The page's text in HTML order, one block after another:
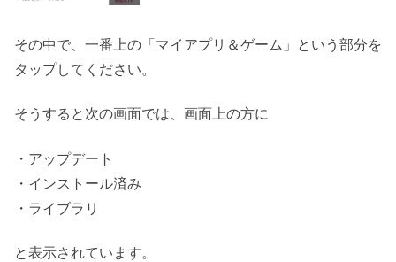
その中で、一番上の「マイアプリ＆ゲーム」という部分を
タップしてください。
そうすると次の画面では、画面上の方に
・アップデート
・インストール済み
・ライブラリ
と表示されています。